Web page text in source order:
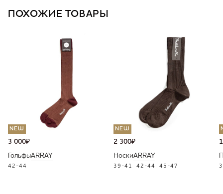
ПОХОЖИЕ ТОВАРЫ
NEW
3 000₽
ГольфыARRAY
42-44
NEW
2 300₽
НоскиARRAY
39-41 42-44 45-47